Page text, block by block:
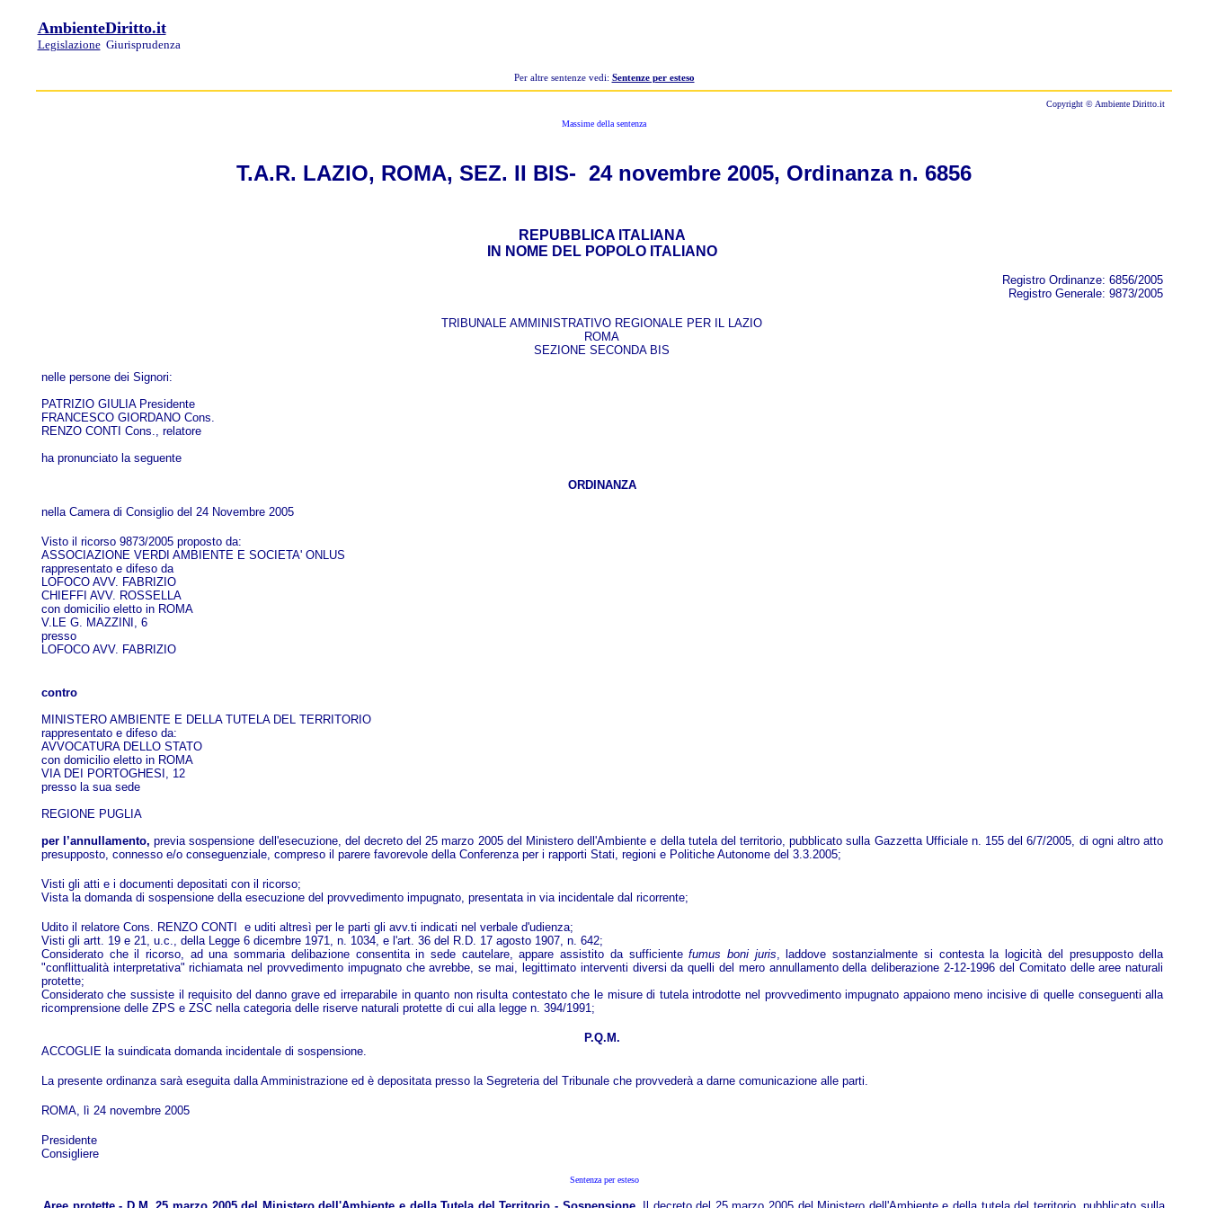
AmbienteDiritto.it
Legislazione Giurisprudenza
Per altre sentenze vedi: Sentenze per esteso
Copyright © Ambiente Diritto.it
Massime della sentenza
T.A.R. LAZIO, ROMA, SEZ. II BIS- 24 novembre 2005, Ordinanza n. 6856
REPUBBLICA ITALIANA
IN NOME DEL POPOLO ITALIANO
Registro Ordinanze: 6856/2005
Registro Generale: 9873/2005
TRIBUNALE AMMINISTRATIVO REGIONALE PER IL LAZIO
ROMA
SEZIONE SECONDA BIS
nelle persone dei Signori:
PATRIZIO GIULIA Presidente
FRANCESCO GIORDANO Cons.
RENZO CONTI Cons., relatore
ha pronunciato la seguente
ORDINANZA
nella Camera di Consiglio del 24 Novembre 2005
Visto il ricorso 9873/2005 proposto da:
ASSOCIAZIONE VERDI AMBIENTE E SOCIETA' ONLUS
rappresentato e difeso da
LOFOCO AVV. FABRIZIO
CHIEFFI AVV. ROSSELLA
con domicilio eletto in ROMA
V.LE G. MAZZINI, 6
presso
LOFOCO AVV. FABRIZIO
contro
MINISTERO AMBIENTE E DELLA TUTELA DEL TERRITORIO
rappresentato e difeso da:
AVVOCATURA DELLO STATO
con domicilio eletto in ROMA
VIA DEI PORTOGHESI, 12
presso la sua sede
REGIONE PUGLIA
per l’annullamento,previa sospensione dell'esecuzione, del decreto del 25 marzo 2005 del Ministero dell'Ambiente e della tutela del territorio, pubblicato sulla Gazzetta Ufficiale n. 155 del 6/7/2005, di ogni altro atto
presupposto, connesso e/o conseguenziale, compreso il parere favorevole della Conferenza per i rapporti Stati, regioni e Politiche Autonome del 3.3.2005;
Visti gli atti e i documenti depositati con il ricorso;
Vista la domanda di sospensione della esecuzione del provvedimento impugnato, presentata in via incidentale dal ricorrente;
Udito il relatore Cons. RENZO CONTI e uditi altresì per le parti gli avv.ti indicati nel verbale d'udienza;
Visti gli artt. 19 e 21, u.c., della Legge 6 dicembre 1971, n. 1034, e l'art. 36 del R.D. 17 agosto 1907, n. 642;
Considerato che il ricorso, ad una sommaria delibazione consentita in sede cautelare, appare assistito da sufficientefumus boni juris, laddove sostanzialmente si contesta la logicità del presupposto della
"conflittualità interpretativa" richiamata nel provvedimento impugnato che avrebbe, se mai, legittimato interventi diversi da quelli del mero annullamento della deliberazione 2-12-1996 del Comitato delle aree naturali
protette;
Considerato che sussiste il requisito del danno grave ed irreparabile in quanto non risulta contestato che le misure di tutela introdotte nel provvedimento impugnato appaiono meno incisive di quelle conseguenti alla
ricomprensione delle ZPS e ZSC nella categoria delle riserve naturali protette di cui alla legge n. 394/1991;
P.Q.M.
ACCOGLIE la suindicata domanda incidentale di sospensione.
La presente ordinanza sarà eseguita dalla Amministrazione ed è depositata presso la Segreteria del Tribunale che provvederà a darne comunicazione alle parti.
ROMA, lì 24 novembre 2005
Presidente
Consigliere
Sentenza per esteso